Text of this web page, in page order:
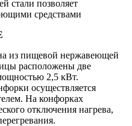
стали позволяет
средствами
из пищевой нержавеющей
расположены две
2,5 кВт.
осуществляется
На конфорках
отключения нагрева,